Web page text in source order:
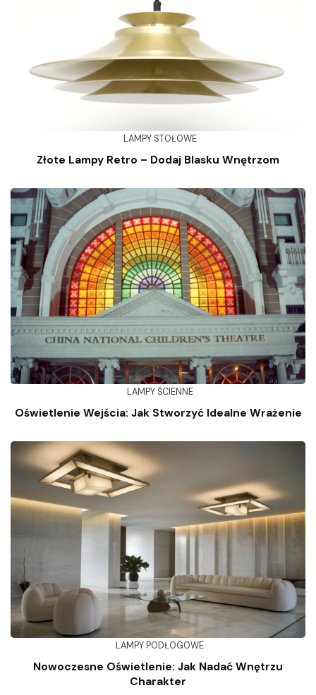
LAMPY STOŁOWE
Złote Lampy Retro – Dodaj Blasku Wnętrzom
LAMPY ŚCIENNE
Oświetlenie Wejścia: Jak Stworzyć Idealne Wrażenie
LAMPY PODŁOGOWE
Nowoczesne Oświetlenie: Jak Nadać Wnętrzu
Charakter